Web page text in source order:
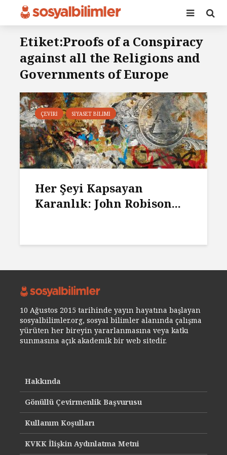
Etiket:Proofs of a Conspiracy
against all the Religions and
Governments of Europe
ÇEVIRI SIYASET BILIMI
Her Şeyi Kapsayan
Karanlık: John Robison...
10 Ağustos 2015 tarihinde yayın hayatına başlayan
sosyalbilimler.org, sosyal bilimler alanında çalışma
yürüten her bireyin yararlanmasına veya katkı
sunmasına açık akademik bir web sitedir.
Hakkında
Gönüllü Çevirmenlik Başvurusu
Kullanım Koşulları
KVKK İlişkin Aydınlatma Metni